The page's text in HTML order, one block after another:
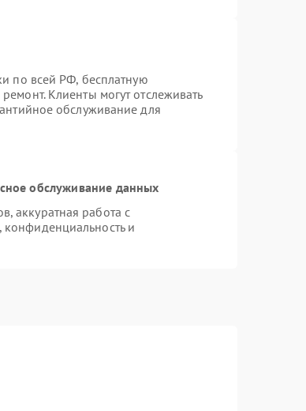
по всей РФ, бесплатную
Клиенты могут отслеживать
обслуживание для
обслуживание данных
аккуратная работа с
и